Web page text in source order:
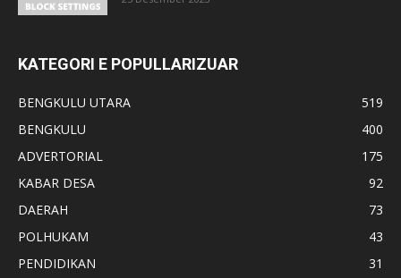
KATEGORI E POPULLARIZUAR
BENGKULU UTARA
519
BENGKULU
400
ADVERTORIAL
175
KABAR DESA
92
DAERAH
73
POLHUKAM
43
PENDIDIKAN
31